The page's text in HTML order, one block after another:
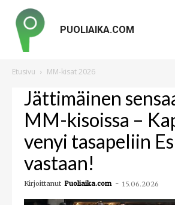
PUOLIAIKA.COM
Etusivu MM-kisat 2026
Jättimäinen
MM-kisoissa –
venyi tasapeliin
vastaan!
Kirjoittanut Puoliaika.com - 15.06.2026